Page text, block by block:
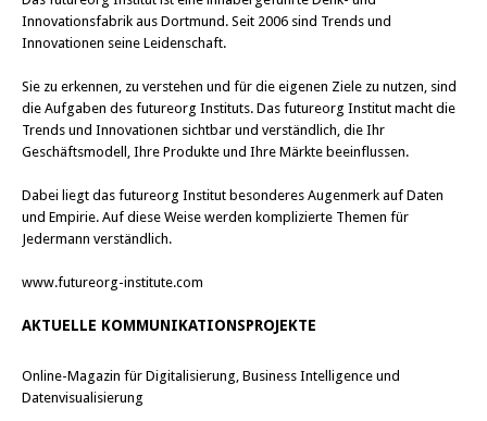
Innovationsfabrik aus Dortmund. Seit 2006 sind Trends und
Innovationen seine Leidenschaft.
Sie zu erkennen, zu verstehen und für die eigenen Ziele zu nutzen, sind
die Aufgaben des futureorg Instituts. Das futureorg Institut macht die
Trends und Innovationen sichtbar und verständlich, die Ihr
Geschäftsmodell, Ihre Produkte und Ihre Märkte beeinflussen.
Dabei liegt das futureorg Institut besonderes Augenmerk auf Daten
und Empirie. Auf diese Weise werden komplizierte Themen für
Jedermann verständlich.
www.futureorg-institute.com
AKTUELLE KOMMUNIKATIONSPROJEKTE
Online-Magazin für Digitalisierung, Business Intelligence und
Datenvisualisierung